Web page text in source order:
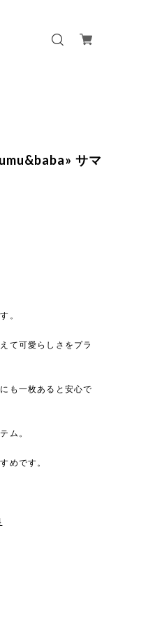
サマ
。
て可愛らしさをプラ
も一枚あると安心で
ム。
めです。